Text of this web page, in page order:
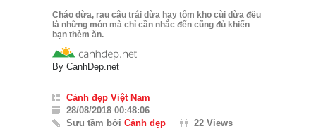
Cháo dừa, rau câu trái dừa hay tôm kho cùi dừa đều
là những món mà chỉ cần nhắc đến cũng đủ khiến
bạn thèm ăn.
By CanhDep.net
Cảnh đẹp Việt Nam
28/08/2018 00:48:06
Sưu tầm bởi Cảnh đẹp 22 Views